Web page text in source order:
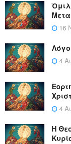
16
4
4
Η